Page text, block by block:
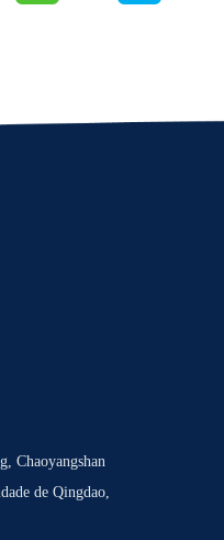
Chaoyangshan
de Qingdao,